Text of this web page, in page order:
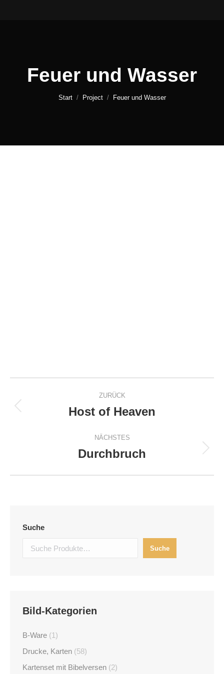
Feuer und Wasser
Sie befinden sich hier:
Start Project Feuer und Wasser
navigation
ZURÜCK
Previous
Host of Heaven
NÄCHSTES
Next
Durchbruch
Suche
Suche
Bild-Kategorien
B-Ware (1)
Drucke, Karten (58)
Kartenset mit Bibelversen (2)